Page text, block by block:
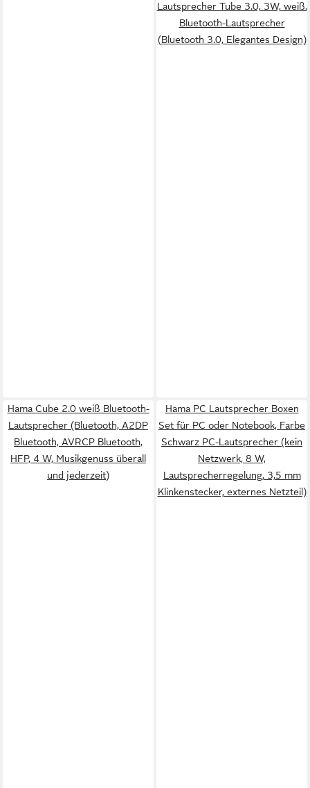
Lautsprecher Tube 3.0, 3W, weiß.
Bluetooth-Lautsprecher
(Bluetooth 3.0, Elegantes Design)
Hama Cube 2.0 weiß Bluetooth-
Lautsprecher (Bluetooth, A2DP
Bluetooth, AVRCP Bluetooth,
HFP, 4 W, Musikgenuss überall
und jederzeit)
Hama PC Lautsprecher Boxen
Set für PC oder Notebook, Farbe
Schwarz PC-Lautsprecher (kein
Netzwerk, 8 W,
Lautsprecherregelung, 3,5 mm
Klinkenstecker, externes Netzteil)